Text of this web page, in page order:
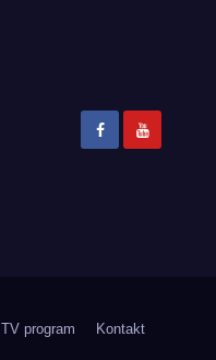
TV program Kontakt